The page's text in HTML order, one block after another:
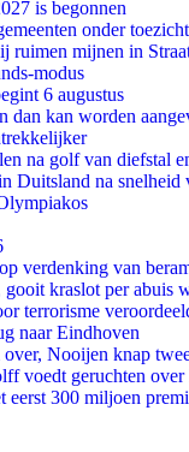
is begonnen
onder
ruimen mijnen in
modus
6 augustus
dan kan worden
na golf van diefstal
Duitsland na snelheid
verdenking van
kraslot per abuis
terrorisme
naar Eindhoven
Nooijen knap
voedt geruchten over
300 miljoen